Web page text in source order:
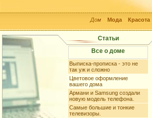
Дом Мода Красота
Статьи
Все о доме
Выписка-прописка - это не
так уж и сложно
Цветовое оформление
вашего дома
Армани и Samsung создали
новую модель телефона.
Самые большие и тонкие
телевизоры.